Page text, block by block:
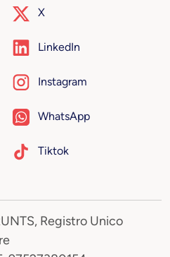
X
LinkedIn
Instagram
WhatsApp
Tiktok
Registro Unico